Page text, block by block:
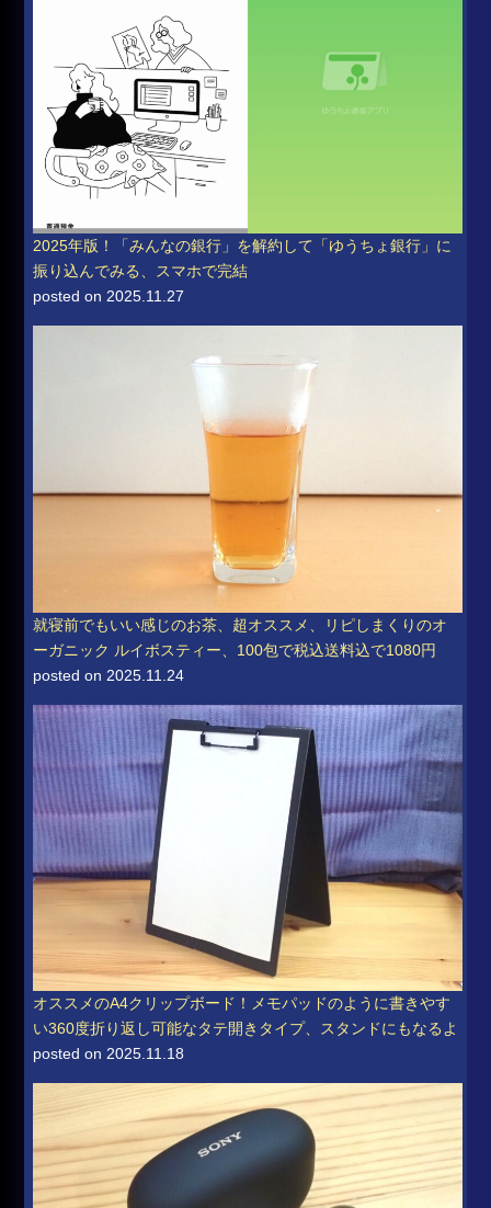
2025年版！「みんなの銀行」を解約して「ゆうちょ銀行」に
振り込んでみる、スマホで完結
posted on 2025.11.27
就寝前でもいい感じのお茶、超オススメ、リピしまくりのオ
ーガニック ルイボスティー、100包で税込送料込で1080円
posted on 2025.11.24
オススメのA4クリップボード！メモパッドのように書きやす
い360度折り返し可能なタテ開きタイプ、スタンドにもなるよ
posted on 2025.11.18